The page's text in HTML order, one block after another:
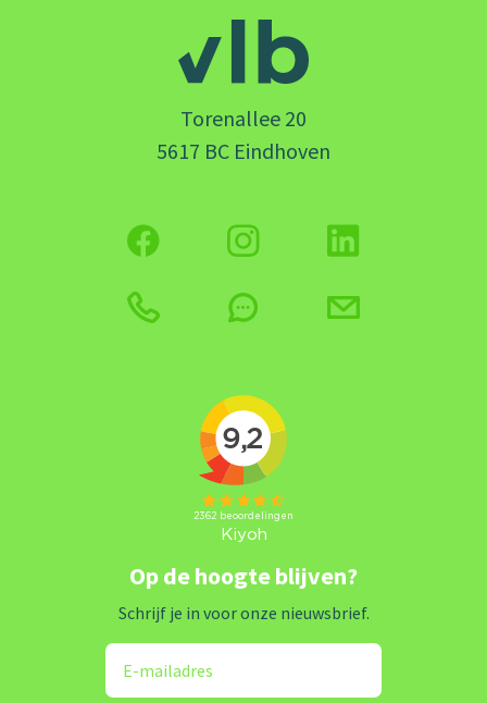
Torenallee 20
5617 BC Eindhoven
Op de hoogte blijven?
Schrijf je in voor onze nieuwsbrief.